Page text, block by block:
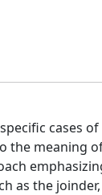
cases
the meaning
as the